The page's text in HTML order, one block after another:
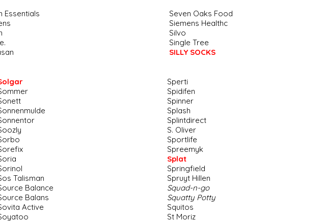
Essentials
Seven Oaks Food
Siemens Healthc
Silvo
.
Single Tree
SILLY SOCKS
Talisman
Balance
Balans
Active
Sperti
Spidifen
Spinner
Splash
Splintdirect
S. Oliver
Sportlife
Spreemyk
Splat
Springfield
Spruyt Hillen
Squad-n-go
Squatty Potty
Squitos
St Moriz